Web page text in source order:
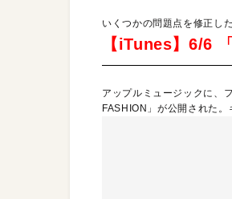
いくつかの問題点を修正し
【iTunes】6/6
アップルミュージックに、
FASHION」が公開された